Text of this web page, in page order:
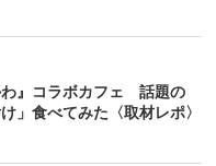
わ』コラボカフェ 話題の
」食べてみた〈取材レポ〉